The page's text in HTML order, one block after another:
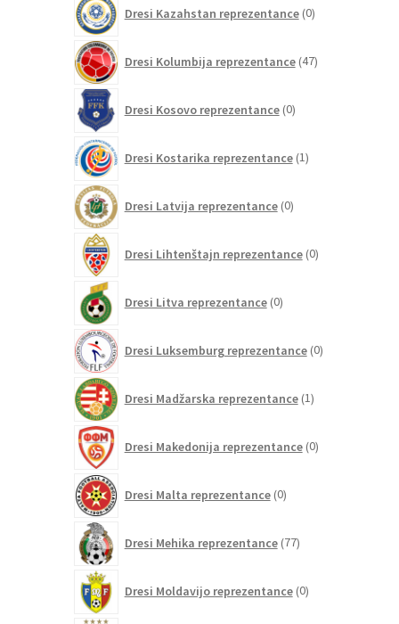
Dresi Kazahstan reprezentance 0izdelkov
Dresi Kolumbija reprezentance 47izdelkov
Dresi Kosovo reprezentance 0izdelkov
Dresi Kostarika reprezentance 1izdelek
Dresi Latvija reprezentance 0izdelkov
Dresi Lihtenštajn reprezentance 0izdelkov
Dresi Litva reprezentance 0izdelkov
Dresi Luksemburg reprezentance 0izdelkov
Dresi Madžarska reprezentance 1izdelek
Dresi Makedonija reprezentance 0izdelkov
Dresi Malta reprezentance 0izdelkov
Dresi Mehika reprezentance 77izdelkov
Dresi Moldavijo reprezentance 0izdelkov